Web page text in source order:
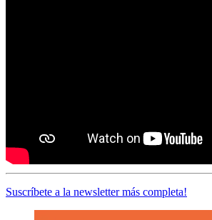
Suscríbete a la newsletter más completa!